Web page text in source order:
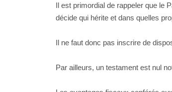
Il est primordial de rappeler que le
décide qui hérite et dans quelles
Il ne faut donc pas inscrire de
Par ailleurs, un testament est nul